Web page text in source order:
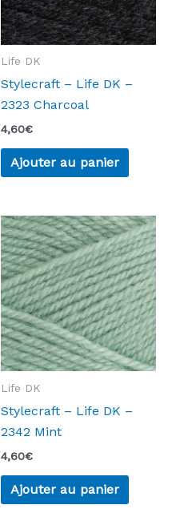
Life DK
Stylecraft – Life DK –
2323 Charcoal
4,60€
Ajouter au panier
Life DK
Stylecraft – Life DK –
2342 Mint
4,60€
Ajouter au panier